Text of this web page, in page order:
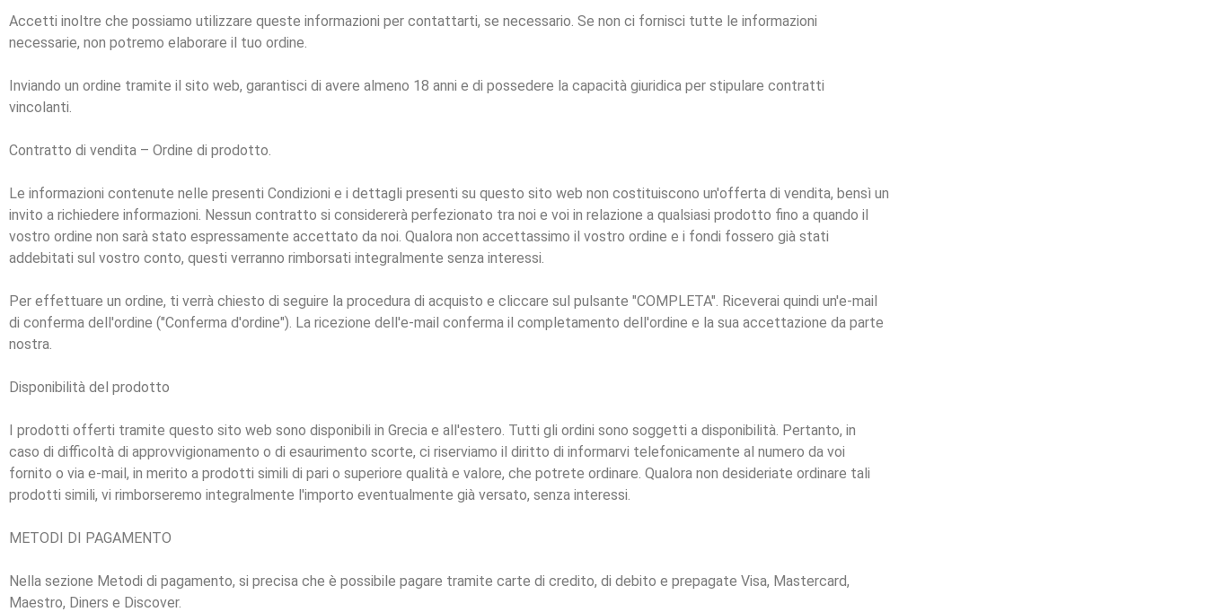
Accetti inoltre che possiamo utilizzare queste informazioni per contattarti, se necessario. Se non ci fornisci tutte le informazioni
necessarie, non potremo elaborare il tuo ordine.
Inviando un ordine tramite il sito web, garantisci di avere almeno 18 anni e di possedere la capacità giuridica per stipulare contratti
vincolanti.
Contratto di vendita – Ordine di prodotto.
Le informazioni contenute nelle presenti Condizioni e i dettagli presenti su questo sito web non costituiscono un'offerta di vendita, bensì un
invito a richiedere informazioni. Nessun contratto si considererà perfezionato tra noi e voi in relazione a qualsiasi prodotto fino a quando il
vostro ordine non sarà stato espressamente accettato da noi. Qualora non accettassimo il vostro ordine e i fondi fossero già stati
addebitati sul vostro conto, questi verranno rimborsati integralmente senza interessi.
Per effettuare un ordine, ti verrà chiesto di seguire la procedura di acquisto e cliccare sul pulsante "COMPLETA". Riceverai quindi un'e-mail
di conferma dell'ordine ("Conferma d'ordine"). La ricezione dell'e-mail conferma il completamento dell'ordine e la sua accettazione da parte
nostra.
Disponibilità del prodotto
I prodotti offerti tramite questo sito web sono disponibili in Grecia e all'estero. Tutti gli ordini sono soggetti a disponibilità. Pertanto, in
caso di difficoltà di approvvigionamento o di esaurimento scorte, ci riserviamo il diritto di informarvi telefonicamente al numero da voi
fornito o via e-mail, in merito a prodotti simili di pari o superiore qualità e valore, che potrete ordinare. Qualora non desideriate ordinare tali
prodotti simili, vi rimborseremo integralmente l'importo eventualmente già versato, senza interessi.
METODI DI PAGAMENTO
Nella sezione Metodi di pagamento, si precisa che è possibile pagare tramite carte di credito, di debito e prepagate Visa, Mastercard,
Maestro, Diners e Discover.